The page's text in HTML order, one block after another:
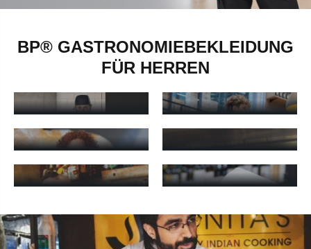
BP® GASTRONOMIEBEKLEIDUNG
FÜR HERREN
HERREN-
Herren-Kochhosen - mehr erfahren
HERREN-
Herren-Servicehosen - mehr
BÄCKERHOSEN
Bäckerhosen - mehr erfahren
HERREN-
KOCHJACKEN
Herren-Kochjacken - mehr
GASTRONOMIE-
SCHÜRZEN
Gastronomie-Schürzen - mehr erfahren
GASTRONOMIE-
SHIRTS
Gastronomie-Shirts - mehr